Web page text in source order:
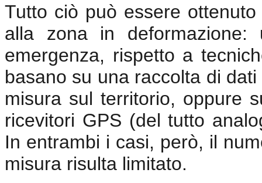
Tutto ciò può essere
alla zona in
emergenza, rispetto a
basano su una raccolta di
misura sul territorio, oppure
ricevitori GPS (del tutto
In entrambi i casi, però, il
misura risulta limitato.